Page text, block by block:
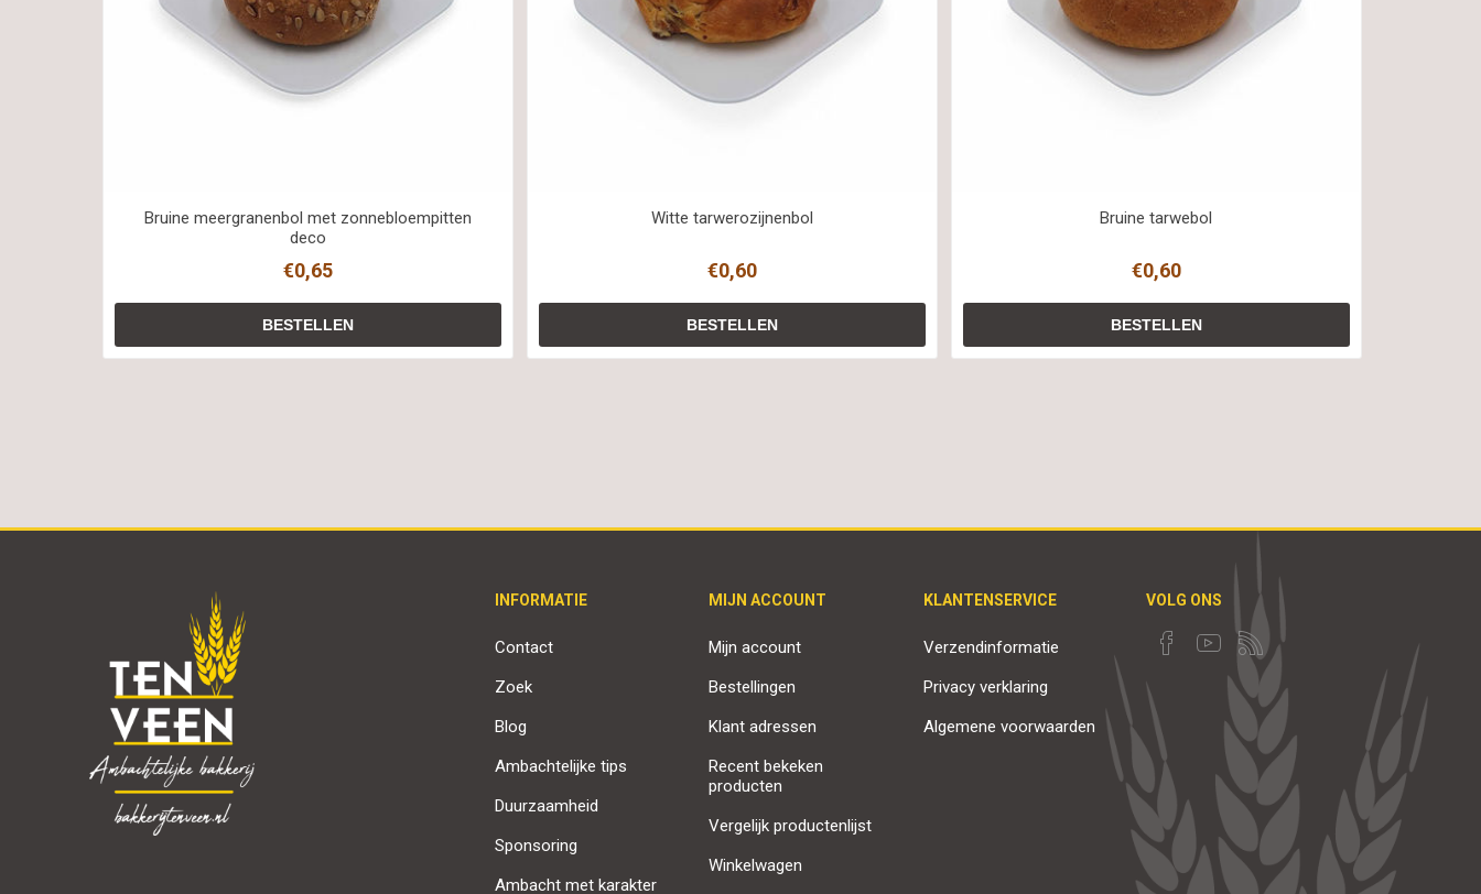
Bruine meergranenbol met zonnebloempitten
deco
€0,65
Witte tarwerozijnenbol
€0,60
Bruine tarwebol
€0,60
INFORMATIE
Contact
Zoek
Blog
Ambachtelijke tips
Duurzaamheid
Sponsoring
Ambacht met karakter
MIJN ACCOUNT
Mijn account
Bestellingen
Klant adressen
Recent bekeken
producten
Vergelijk productenlijst
Winkelwagen
KLANTENSERVICE
Verzendinformatie
Privacy verklaring
Algemene voorwaarden
VOLG ONS